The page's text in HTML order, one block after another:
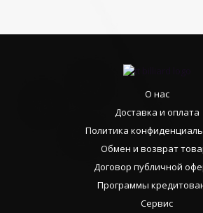
О нас
Доставка и оплата
Политика
Обмен и возврат
Договор публичной
Программы
Сервис